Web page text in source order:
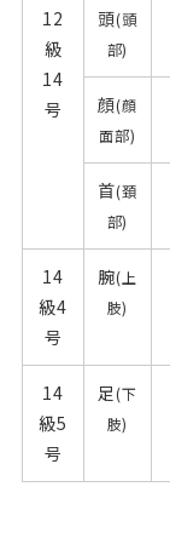
12
級
14
号
頭(頭
部)
顔(顔
面部)
首(頚
部)
14
級4
号
腕(上
肢)
14
級5
号
足 (下
肢)